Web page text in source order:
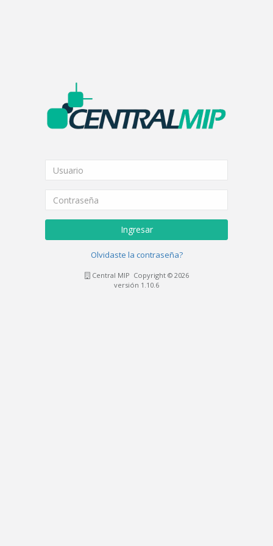
Ingresar
Olvidaste la contraseña?
Central MIP Copyright © 2026
versión 1.10.6